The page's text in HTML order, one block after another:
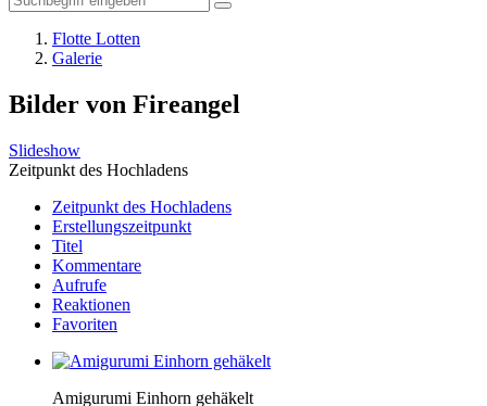
Flotte Lotten
Galerie
Bilder von Fireangel
Slideshow
Zeitpunkt des Hochladens
Zeitpunkt des Hochladens
Erstellungszeitpunkt
Titel
Kommentare
Aufrufe
Reaktionen
Favoriten
Amigurumi Einhorn gehäkelt